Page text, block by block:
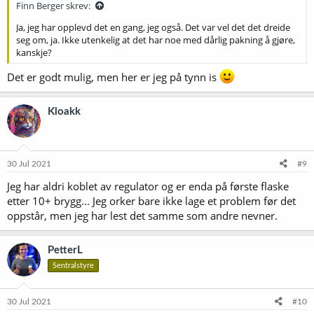
Finn Berger skrev:
Ja, jeg har opplevd det en gang, jeg også. Det var vel det det dreide
seg om, ja. Ikke utenkelig at det har noe med dårlig pakning å gjøre,
kanskje?
Det er godt mulig, men her er jeg på tynn is
Kloakk
30 Jul 2021 #9
Jeg har aldri koblet av regulator og er enda på første flaske
etter 10+ brygg... Jeg orker bare ikke lage et problem før det
oppstår, men jeg har lest det samme som andre nevner.
PetterL
Sentralstyre
30 Jul 2021 #10